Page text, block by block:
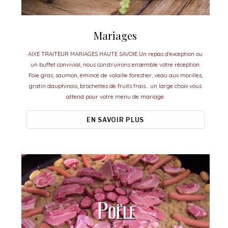
Mariages
AIXE TRAITEUR MARIAGES HAUTE SAVOIE Un repas d'exception ou
un buffet convivial, nous construirons ensemble votre réception.
Foie gras, saumon, émincé de volaille forestier, veau aux morilles,
gratin dauphinois, brochettes de fruits frais... un large choix vous
attend pour votre menu de mariage.
EN SAVOIR PLUS